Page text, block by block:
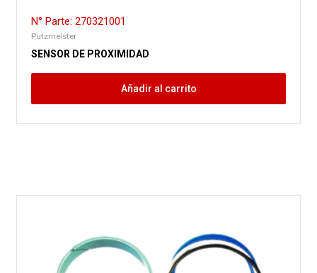
N° Parte: 270321001
Putzmeister
SENSOR DE PROXIMIDAD
Añadir al carrito